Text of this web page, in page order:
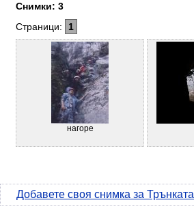
Снимки: 3
Страници:
1
нагоре
Добавете своя снимка за Трънката